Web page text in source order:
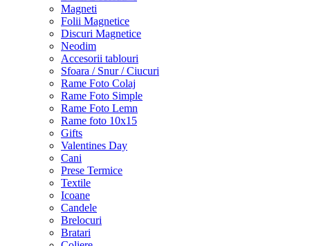
Magneti
Folii Magnetice
Discuri Magnetice
Neodim
Accesorii tablouri
Sfoara / Snur / Ciucuri
Rame Foto Colaj
Rame Foto Simple
Rame Foto Lemn
Rame foto 10x15
Gifts
Valentines Day
Cani
Prese Termice
Textile
Icoane
Candele
Brelocuri
Bratari